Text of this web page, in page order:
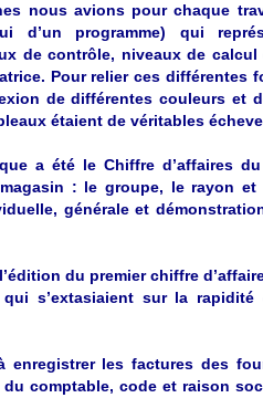
nous avions pour chaque
d’un programme) qui
de contrôle, niveaux de
Pour relier ces différentes
de différentes couleurs et
étaient de véritables
a été le Chiffre d’affaires
: le groupe, le rayon et
générale et
du premier chiffre
s’extasiaient sur la
enregistrer les factures des
comptable, code et raison